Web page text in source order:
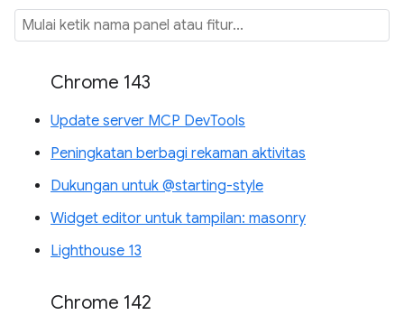
Chrome 143
Update server MCP DevTools
Peningkatan berbagi rekaman aktivitas
Dukungan untuk @starting-style
Widget editor untuk tampilan: masonry
Lighthouse 13
Chrome 142